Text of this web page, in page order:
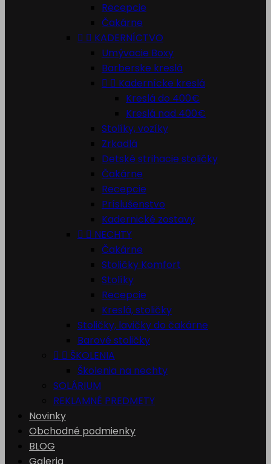
Recepcie
Čakárne
  KADERNÍCTVO
Umývacie Boxy
Barberske kreslá
  Kadernícke kreslá
Kreslá do 400€
Kreslá nad 400€
Stolíky, vozíky
Zrkadlá
Detské strihacie stoličky
Čakárne
Recepcie
Príslušenstvo
Kadernické zostavy
  NECHTY
Čakárne
Stoličky Komfort
Stolíky
Recepcie
Kreslá, stoličky
Stoličky, lavičky do čakárne
Barové stoličky
  ŠKOLENIA
Školenia na nechty
SOLÁRIUM
REKLAMNÉ PREDMETY
Novinky
Obchodné podmienky
BLOG